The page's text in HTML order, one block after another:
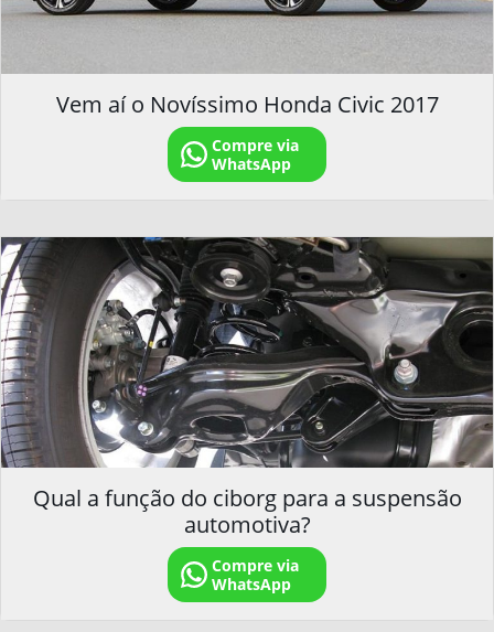
Vem aí o Novíssimo Honda Civic 2017
Compre via
WhatsApp
Qual a função do ciborg para a suspensão
automotiva?
Compre via
WhatsApp